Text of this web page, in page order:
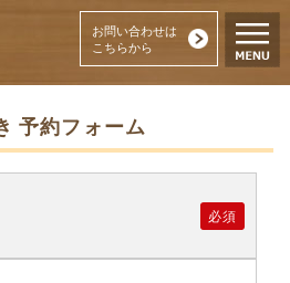
お問い合わせは
こちらから
予約フォーム
必須